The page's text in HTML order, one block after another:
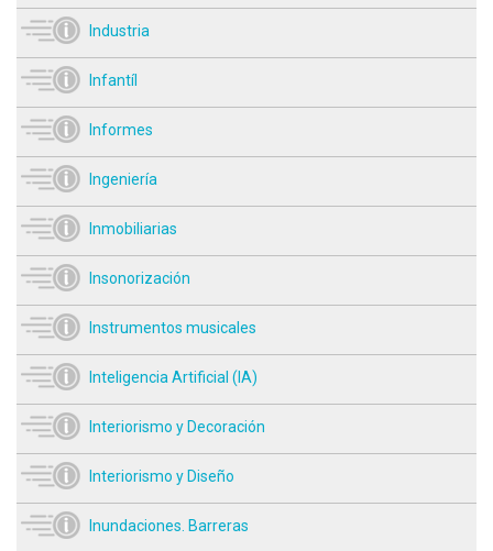
Industria
Infantíl
Informes
Ingeniería
Inmobiliarias
Insonorización
Instrumentos musicales
Inteligencia Artificial (IA)
Interiorismo y Decoración
Interiorismo y Diseño
Inundaciones. Barreras